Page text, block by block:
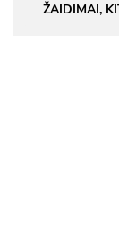
ŽAIDIMAI,